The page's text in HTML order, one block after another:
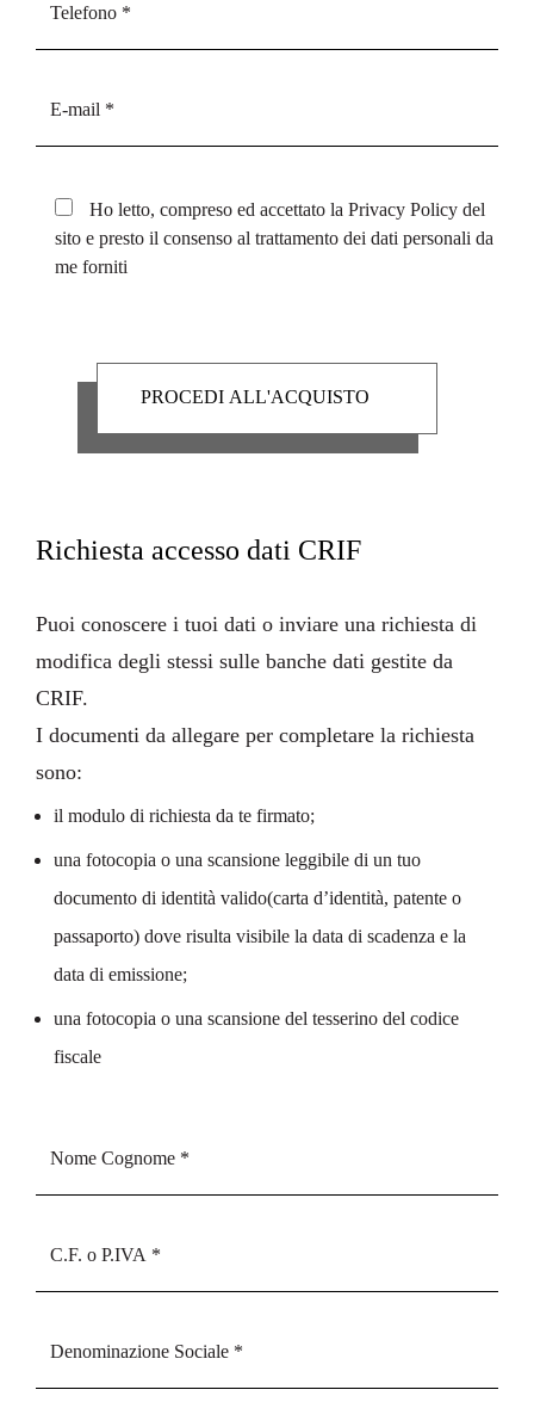
Ho letto, compreso ed accettato la Privacy Policy del
sito e presto il consenso al trattamento dei dati personali da
me forniti
Richiesta accesso dati CRIF
Puoi conoscere i tuoi dati o inviare una richiesta di
modifica degli stessi sulle banche dati gestite da
CRIF.
I documenti da allegare per completare la richiesta
sono:
il modulo di richiesta da te firmato;
una fotocopia o una scansione leggibile di un tuo
documento di identità valido(carta d’identità, patente o
passaporto) dove risulta visibile la data di scadenza e la
data di emissione;
una fotocopia o una scansione del tesserino del codice
fiscale